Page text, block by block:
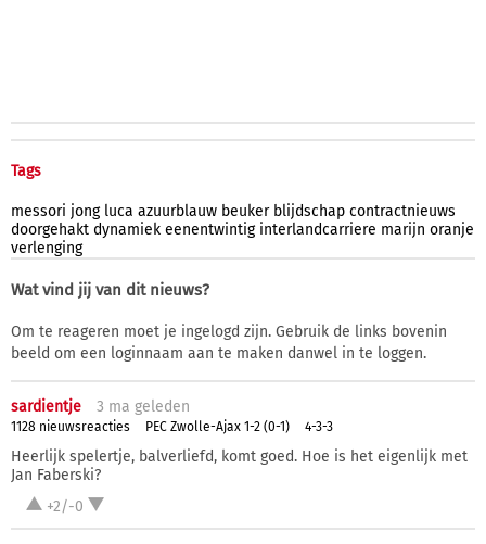
Tags
messori jong luca azuurblauw beuker blijdschap contractnieuws
doorgehakt dynamiek eenentwintig interlandcarriere marijn oranje
verlenging
Wat vind jij van dit nieuws?
Om te reageren moet je ingelogd zijn. Gebruik de links bovenin
beeld om een loginnaam aan te maken danwel in te loggen.
sardientje 3 ma geleden
1128 nieuwsreacties PEC Zwolle-Ajax 1-2 (0-1) 4-3-3
Heerlijk spelertje, balverliefd, komt goed. Hoe is het eigenlijk met
Jan Faberski?
+2/-0